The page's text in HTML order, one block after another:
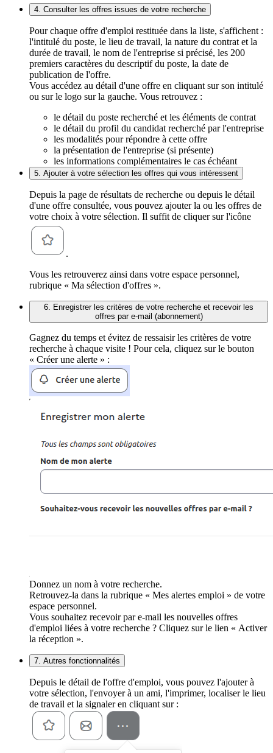
4. Consulter les offres issues de votre recherche
Pour chaque offre d'emploi restituée dans la liste, s'affichent :
l'intitulé du poste, le lieu de travail, la nature du contrat et la
durée de travail, le nom de l'entreprise si précisé, les 200
premiers caractères du descriptif du poste, la date de
publication de l'offre.
Vous accédez au détail d'une offre en cliquant sur son intitulé
ou sur le logo sur la gauche. Vous retrouvez :
le détail du poste recherché et les éléments de contrat
le détail du profil du candidat recherché par l'entreprise
les modalités pour répondre à cette offre
la présentation de l'entreprise (si présente)
les informations complémentaires le cas échéant
5. Ajouter à votre sélection les offres qui vous intéressent
Depuis la page de résultats de recherche ou depuis le détail
d'une offre consultée, vous pouvez ajouter la ou les offres de
votre choix à votre sélection. Il suffit de cliquer sur l'icône
.
Vous les retrouverez ainsi dans votre espace personnel,
rubrique « Ma sélection d'offres ».
6. Enregistrer les critères de votre recherche et recevoir les
offres par e-mail (abonnement)
Gagnez du temps et évitez de ressaisir les critères de votre
recherche à chaque visite ! Pour cela, cliquez sur le bouton
« Créer une alerte » :
Donnez un nom à votre recherche.
Retrouvez-la dans la rubrique « Mes alertes emploi » de votre
espace personnel.
Vous souhaitez recevoir par e-mail les nouvelles offres
d'emploi liées à votre recherche ? Cliquez sur le lien « Activer
la réception ».
7. Autres fonctionnalités
Depuis le détail de l'offre d'emploi, vous pouvez l'ajouter à
votre sélection, l'envoyer à un ami, l'imprimer, localiser le lieu
de travail et la signaler en cliquant sur :